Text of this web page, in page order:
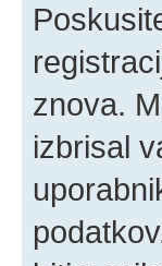
znova.
izbrisal